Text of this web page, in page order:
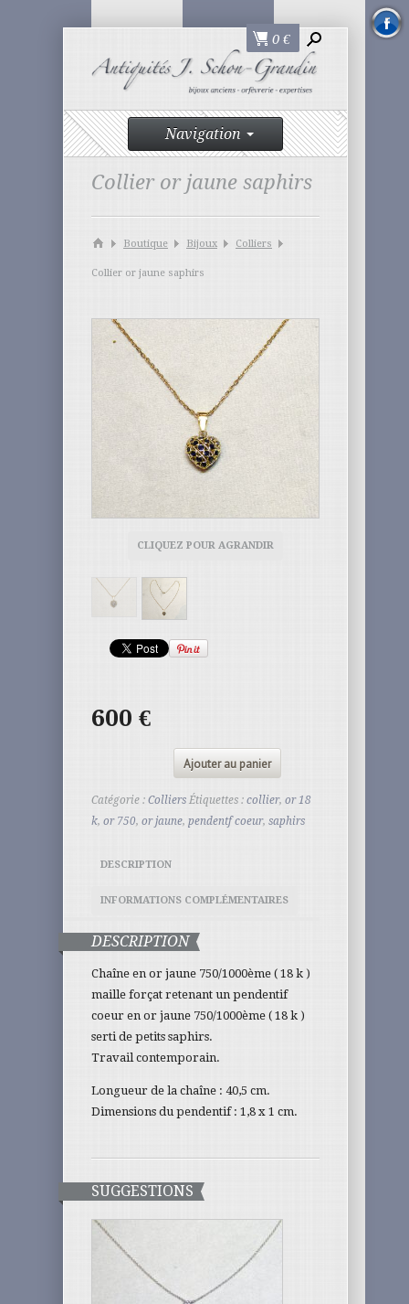
0 €
Navigation
Collier or jaune saphirs
Boutique Bijoux Colliers
Collier or jaune saphirs
CLIQUEZ POUR AGRANDIR
600 €
Ajouter au panier
Catégorie : Colliers Étiquettes : collier, or 18
k, or 750, or jaune, pendentf coeur, saphirs
DESCRIPTION
INFORMATIONS COMPLÉMENTAIRES
DESCRIPTION
Chaîne en or jaune 750/1000ème ( 18 k )
maille forçat retenant un pendentif
coeur en or jaune 750/1000ème ( 18 k )
serti de petits saphirs.
Travail contemporain.
Longueur de la chaîne : 40,5 cm.
Dimensions du pendentif : 1,8 x 1 cm.
SUGGESTIONS